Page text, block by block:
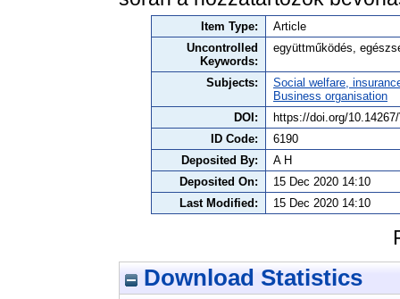
Item Type:
Article
Uncontrolled
Keywords:
együttműködés,
Subjects:
Social welfare,
Business organisation
DOI:
https://doi.org/
ID Code:
6190
Deposited By:
A H
Deposited On:
15 Dec 2020 14:10
Last Modified:
15 Dec 2020 14:10
Download Statistics